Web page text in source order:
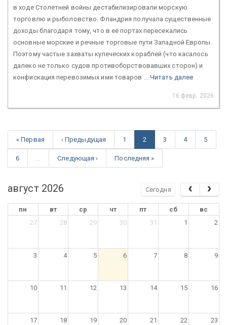
в ходе Столетней войны дестабилизировали морскую
торговлю и рыболовство. Фландрия получала существенные
доходы благодаря тому, что в её портах пересекались
основные морские и речные торговые пути Западной Европы.
Поэтому частые захваты купеческих кораблей (что касалось
далеко не только судов противоборствовавших сторон) и
конфискация перевозимых ими товаров ... Читать далее
16 февр. 2026
« Первая ‹ Предыдущая 1 2 3 4 5
6 Следующая › Последняя »
август 2026 Сегодня
пн вт ср чт пт сб
вс
27
28 29 30 31 1 2
3 4 5 6 7 8 9
10 11 12 13 14 15 16
17 18 19 20 21 22 23